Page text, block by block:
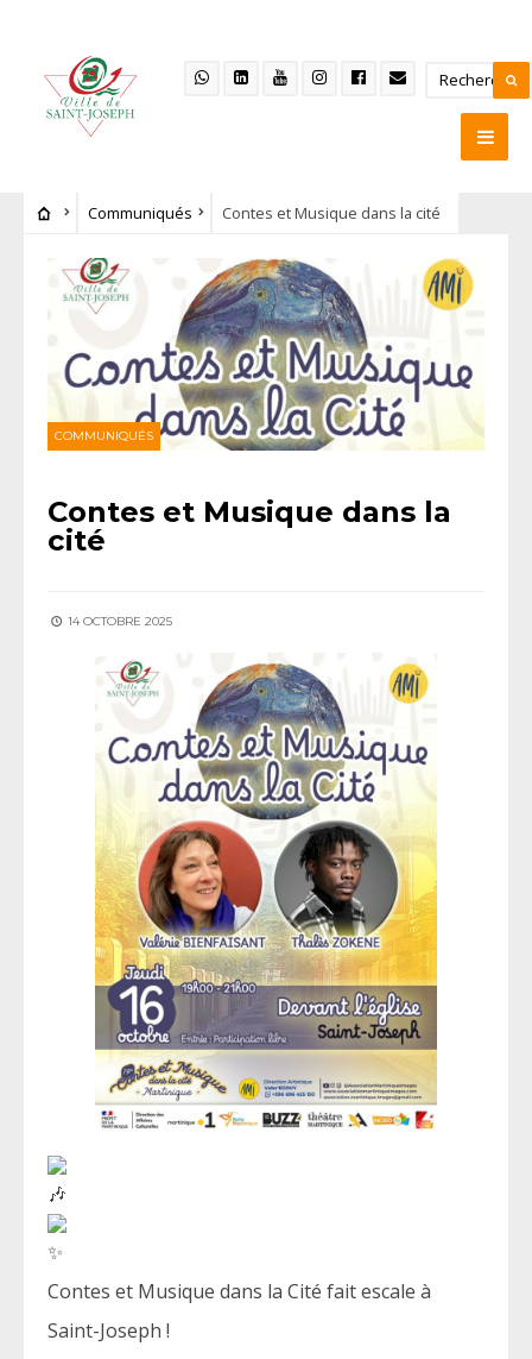
Communiqués Contes et Musique dans la cité
COMMUNIQUÉS
Contes et Musique dans la
cité
14 OCTOBRE 2025
Contes et Musique dans la Cité fait escale à
Saint-Joseph !